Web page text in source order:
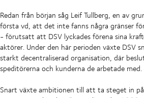
Redan från början såg Leif Tullberg, en av
första vd, att det inte fanns några gränser
- förutsatt att DSV lyckades förena sina
aktörer. Under den här perioden växte DSV
starkt decentraliserad organisation, där
speditörerna och kunderna de arbetade med.
Snart växte ambitionen till att ta steget in